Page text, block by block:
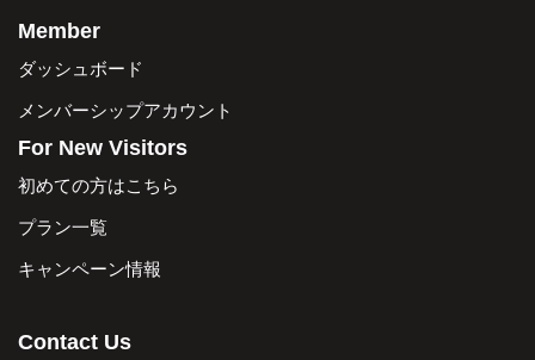
Member
ダッシュボード
メンバーシップアカウント
For New Visitors
初めての方はこちら
プラン一覧
キャンペーン情報
Contact Us